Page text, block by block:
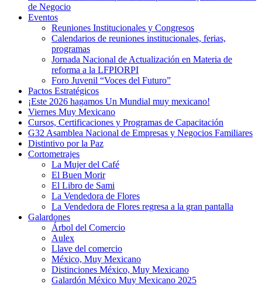
de Negocio
Eventos
Reuniones Institucionales y Congresos
Calendarios de reuniones institucionales, ferias,
programas
Jornada Nacional de Actualización en Materia de
reforma a la LFPIORPI
Foro Juvenil “Voces del Futuro”
Pactos Estratégicos
¡Este 2026 hagamos Un Mundial muy mexicano!
Viernes Muy Mexicano
Cursos, Certificaciones y Programas de Capacitación
G32 Asamblea Nacional de Empresas y Negocios Familiares
Distintivo por la Paz
Cortometrajes
La Mujer del Café
El Buen Morir
El Libro de Sami
La Vendedora de Flores
La Vendedora de Flores regresa a la gran pantalla
Galardones
Árbol del Comercio
Aulex
Llave del comercio
México, Muy Mexicano
Distinciones México, Muy Mexicano
Galardón México Muy Mexicano 2025